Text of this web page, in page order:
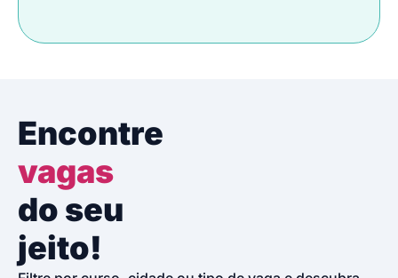
Encontre
vagas
do seu
jeito!